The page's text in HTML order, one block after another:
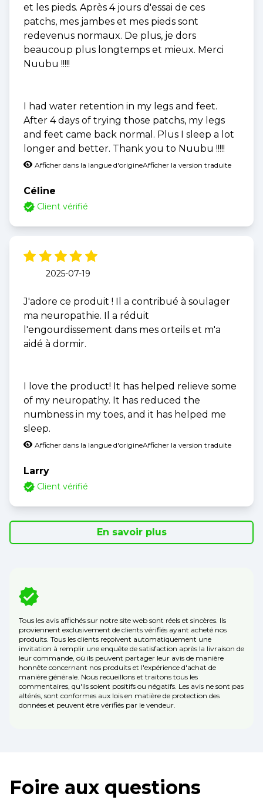
et les pieds. Après 4 jours d'essai de ces
patchs, mes jambes et mes pieds sont
redevenus normaux. De plus, je dors
beaucoup plus longtemps et mieux. Merci
Nuubu !!!!!
I had water retention in my legs and feet.
After 4 days of trying those patchs, my legs
and feet came back normal. Plus I sleep a lot
longer and better. Thank you to Nuubu !!!!!
Afficher dans la langue d'origineAfficher la version traduite
Céline
Client vérifié
2025-07-19
J'adore ce produit ! Il a contribué à soulager
ma neuropathie. Il a réduit
l'engourdissement dans mes orteils et m'a
aidé à dormir.
I love the product! It has helped relieve some
of my neuropathy. It has reduced the
numbness in my toes, and it has helped me
sleep.
Afficher dans la langue d'origineAfficher la version traduite
Larry
Client vérifié
En savoir plus
Tous les avis affichés sur notre site web sont réels et sincères. Ils
proviennent exclusivement de clients vérifiés ayant acheté nos
produits. Tous les clients reçoivent automatiquement une
invitation à remplir une enquête de satisfaction après la livraison de
leur commande, où ils peuvent partager leur avis de manière
honnête concernant nos produits et l'expérience d'achat de
manière générale. Nous recueillons et traitons tous les
commentaires, qu'ils soient positifs ou négatifs. Les avis ne sont pas
altérés, sont conformes aux lois en matière de protection des
données et peuvent être vérifiés par le vendeur.
Foire aux questions